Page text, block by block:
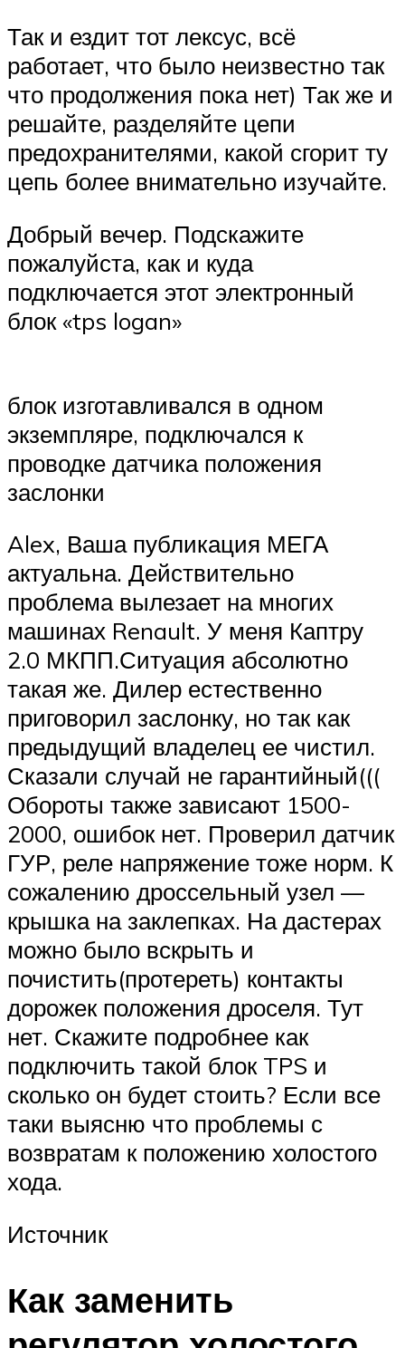
Так и ездит тот лексус, всё
работает, что было неизвестно так
что продолжения пока нет) Так же и
решайте, разделяйте цепи
предохранителями, какой сгорит ту
цепь более внимательно изучайте.
Добрый вечер. Подскажите
пожалуйста, как и куда
подключается этот электронный
блок «tps logan»
блок изготавливался в одном
экземпляре, подключался к
проводке датчика положения
заслонки
Alex, Ваша публикация МЕГА
актуальна. Действительно
проблема вылезает на многих
машинах Renault. У меня Каптру
2.0 МКПП.Ситуация абсолютно
такая же. Дилер естественно
приговорил заслонку, но так как
предыдущий владелец ее чистил.
Сказали случай не гарантийный(((
Обороты также зависают 1500-
2000, ошибок нет. Проверил датчик
ГУР, реле напряжение тоже норм. К
сожалению дроссельный узел —
крышка на заклепках. На дастерах
можно было вскрыть и
почистить(протереть) контакты
дорожек положения дроселя. Тут
нет. Скажите подробнее как
подключить такой блок TPS и
сколько он будет стоить? Если все
таки выясню что проблемы с
возвратам к положению холостого
хода.
Источник
Как заменить